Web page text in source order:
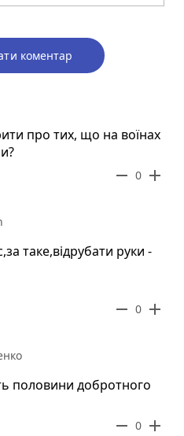
коментар
про тих, що на воїнах
remove 0 add
таке,відрубати руки -
remove 0 add
половини добротного
remove 0 add